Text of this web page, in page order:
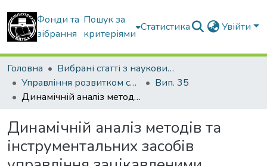
Фонди та
зібрання
Пошук за
критеріями
Статистика Увійти
Головна
Вибрані статті з наукових збірників КНУБА
Управління розвитком складних систем
Вип. 35
Динамічній аналіз методів та інструментальних засобів управління зацікавленими сторонами проектів
Динамічній аналіз методів та
інструментальних засобів